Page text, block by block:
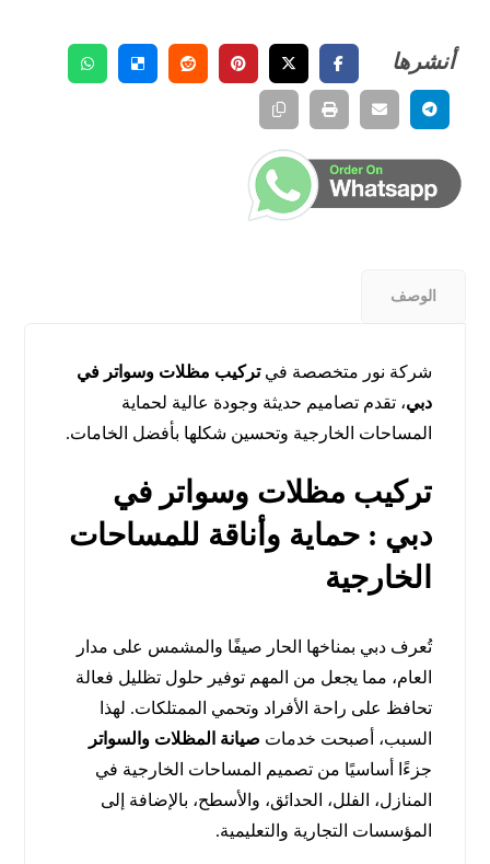
الوصف
شركة نور متخصصة فيتركيب مظلات وسواتر في
دبي، تقدم تصاميم حديثة وجودة عالية لحماية
المساحات الخارجية وتحسين شكلها بأفضل الخامات.
تركيب مظلات وسواتر في
دبي : حماية وأناقة للمساحات
الخارجية
تُعرف دبي بمناخها الحار صيفًا والمشمس على مدار
العام، مما يجعل من المهم توفير حلول تظليل فعالة
تحافظ على راحة الأفراد وتحمي الممتلكات. لهذا
السبب، أصبحت خدمات صيانة المظلات والسواتر
جزءًا أساسيًا من تصميم المساحات الخارجية في
المنازل، الفلل، الحدائق، والأسطح، بالإضافة إلى
المؤسسات التجارية والتعليمية.